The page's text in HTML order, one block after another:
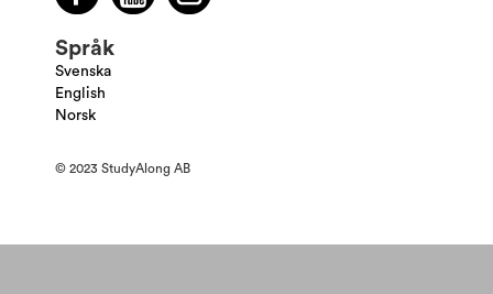
Språk
Svenska
English
Norsk
© 2023 StudyAlong AB